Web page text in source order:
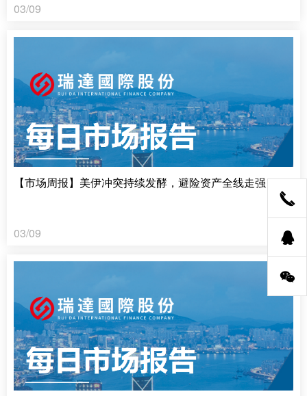
03/09
【市场周报】美伊冲突持续发酵，避险资产全线走强
03/09